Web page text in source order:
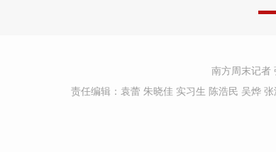
南方周末记者
责任编辑：袁蕾 朱晓佳 实习生 陈浩民 吴烨